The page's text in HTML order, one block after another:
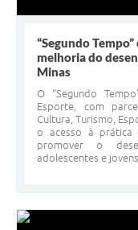
“Segundo
melhoria do
Minas
O “Segundo
Esporte, com
Cultura, Turismo,
o acesso à
promover o
adolescentes e